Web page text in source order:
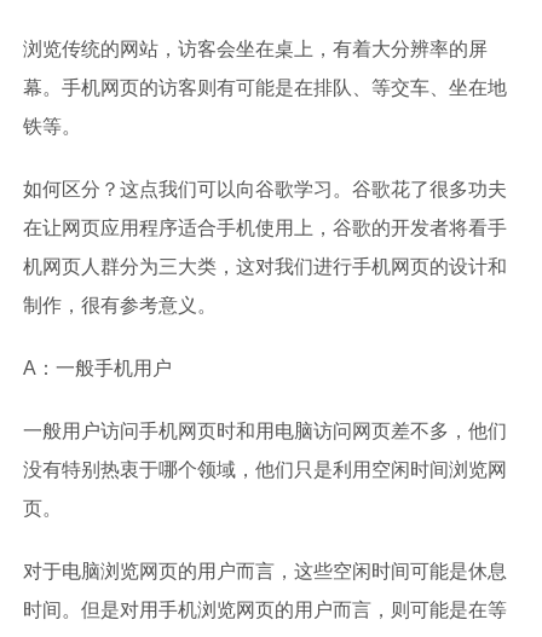
浏览传统的网站，访客会坐在桌上，有着大分辨率的屏
幕。手机网页的访客则有可能是在排队、等交车、坐在地
铁等。
如何区分？这点我们可以向谷歌学习。谷歌花了很多功夫
在让网页应用程序适合手机使用上，谷歌的开发者将看手
机网页人群分为三大类，这对我们进行手机网页的设计和
制作，很有参考意义。
A：一般手机用户
一般用户访问手机网页时和用电脑访问网页差不多，他们
没有特别热衷于哪个领域，他们只是利用空闲时间浏览网
页。
对于电脑浏览网页的用户而言，这些空闲时间可能是休息
时间。但是对用手机浏览网页的用户而言，则可能是在等